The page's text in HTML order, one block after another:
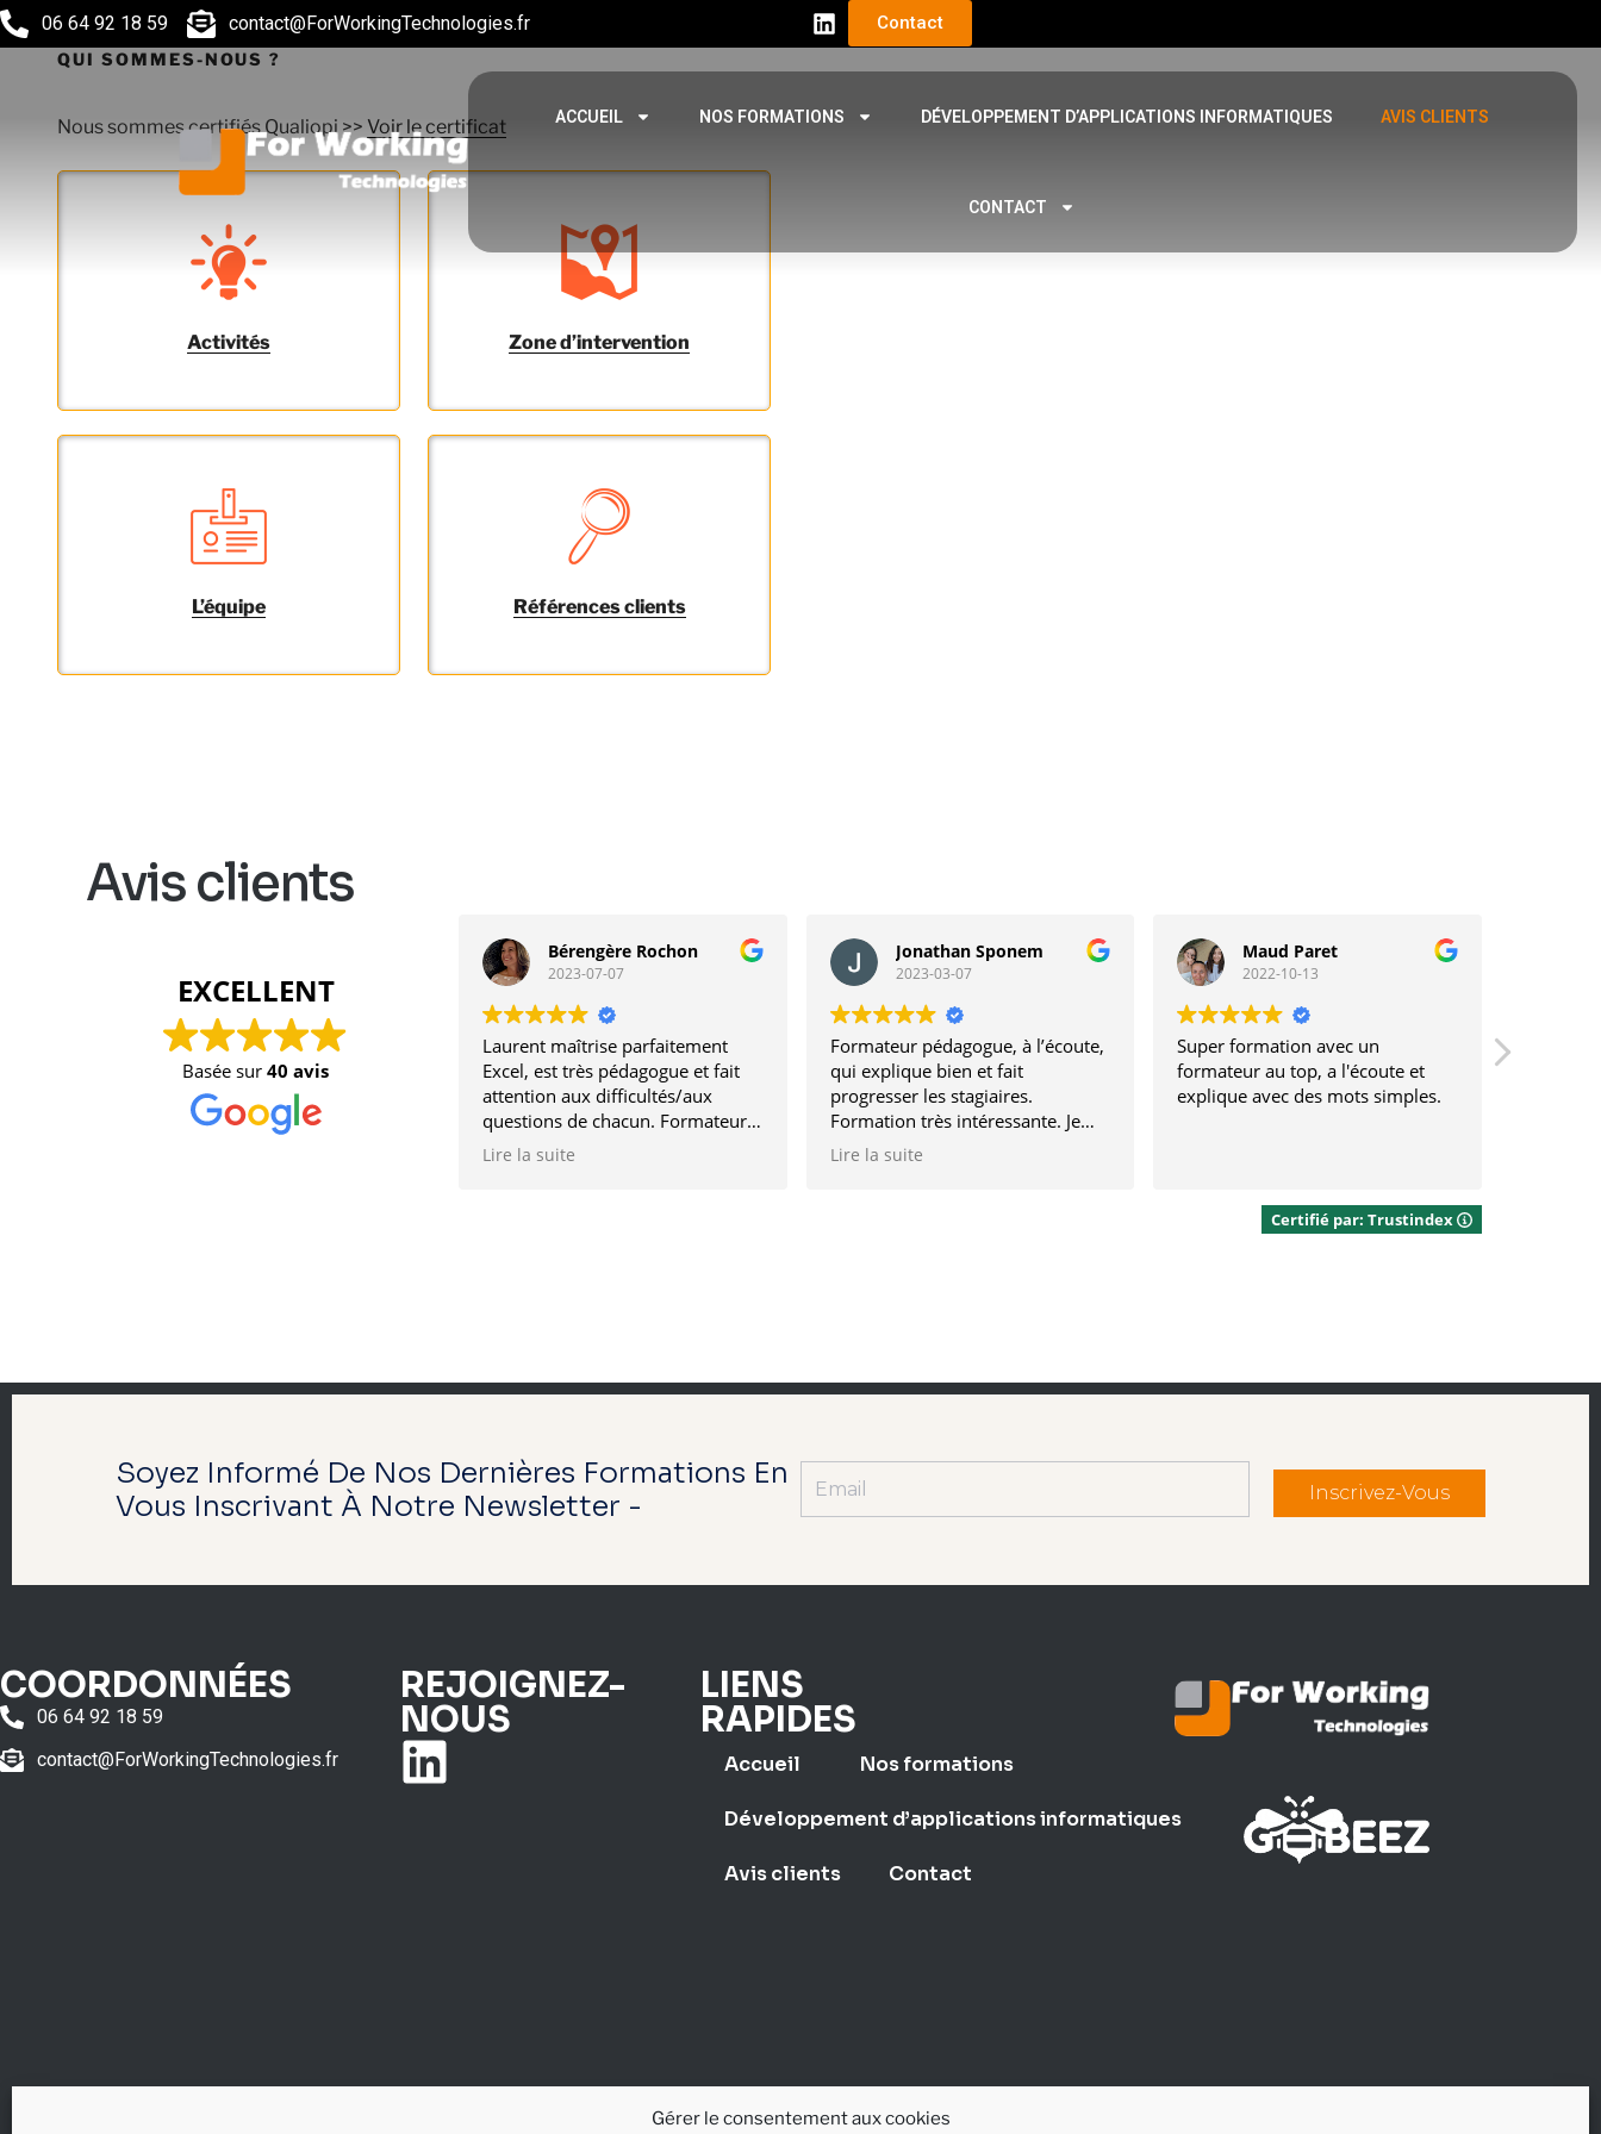
Gérer le consentement aux cookies
Contact
06 64 92 18 59 contact@ForWorkingTechnologies.fr
ACCUEIL NOS FORMATIONS DÉVELOPPEMENT D’APPLICATIONS INFORMATIQUES AVIS CLIENTS
CONTACT
QUI SOMMES-NOUS ?
Nous sommes certifiés Qualiopi >> Voir le certificat
Activités Zone d’intervention
L’équipe Références clients
Avis clients
EXCELLENT
Basée sur 40 avis
Bérengère Rochon
2023-07-07
Laurent maîtrise parfaitement
Excel, est très pédagogue et fait
attention aux difficultés/aux
questions de chacun. Formateur
de surcroit empathique et
Lire la suite
Jonathan Sponem
2023-03-07
Formateur pédagogue, à l’écoute,
qui explique bien et fait
progresser les stagiaires.
Formation très intéressante. Je
recommande !
Lire la suite
Maud Paret
2022-10-13
Super formation avec un
formateur au top, a l'écoute et
explique avec des mots simples.
Certifié par: Trustindex
Soyez Informé De Nos Dernières Formations En
Vous Inscrivant À Notre Newsletter -
Inscrivez-Vous
COORDONNÉES
06 64 92 18 59
contact@ForWorkingTechnologies.fr
REJOIGNEZ-
NOUS
LIENS
RAPIDES
Accueil Nos formations
Développement d’applications informatiques
Avis clients Contact